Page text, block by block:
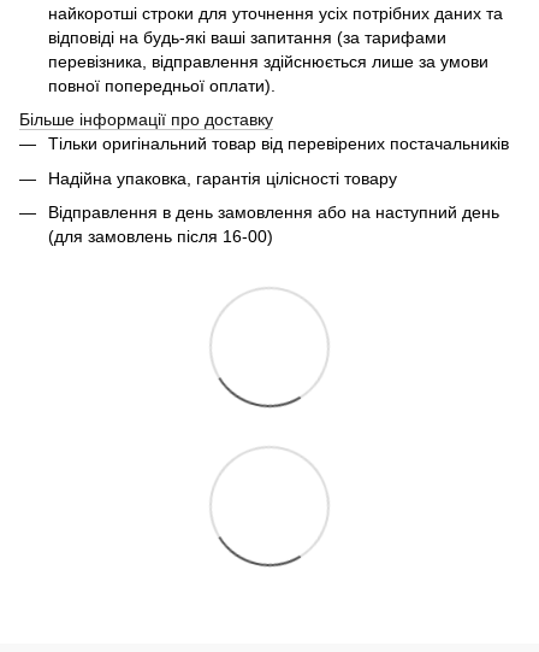
найкоротші строки для уточнення усіх потрібних даних та
відповіді на будь-які ваші запитання (за тарифами
перевізника, відправлення здійснюється лише за умови
повної попередньої оплати).
Більше інформації про доставку
Тільки оригінальний товар від перевірених постачальників
Надійна упаковка, гарантія цілісності товару
Відправлення в день замовлення або на наступний день
(для замовлень після 16-00)